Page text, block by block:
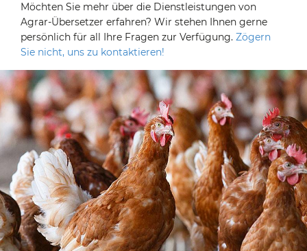
Möchten Sie mehr über die Dienstleistungen von
Agrar-Übersetzer erfahren? Wir stehen Ihnen gerne
persönlich für all Ihre Fragen zur Verfügung. Zögern
Sie nicht, uns zu kontaktieren!